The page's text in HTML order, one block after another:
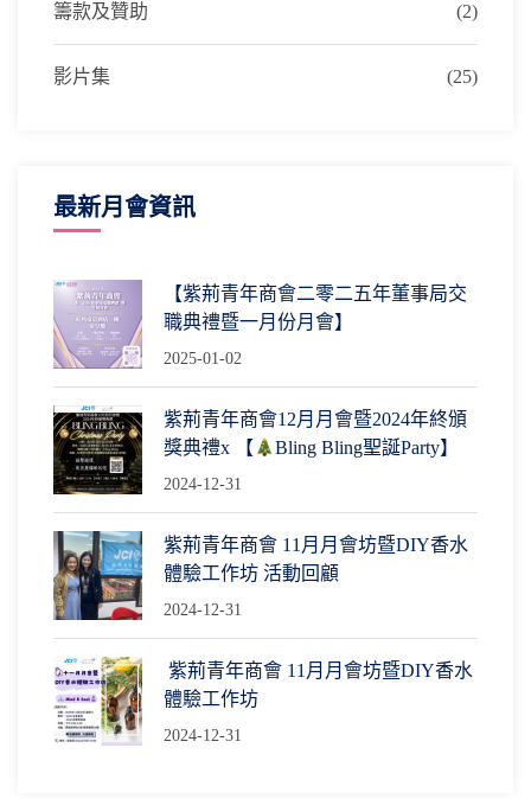
籌款及贊助 (2)
影片集 (25)
最新月會資訊
【紫荊青年商會二零二五年董事局交
職典禮暨一月份月會】
2025-01-02
紫荊青年商會12月月會暨2024年終頒
獎典禮x 【
Bling Bling聖誕Party】
2024-12-31
紫荊青年商會 11月月會坊暨DIY香水
體驗工作坊 活動回顧
2024-12-31
紫荊青年商會 11月月會坊暨DIY香水
體驗工作坊
2024-12-31